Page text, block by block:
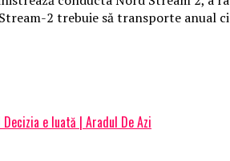
2 trebuie să transporte anual
Decizia e luată | Aradul De Azi